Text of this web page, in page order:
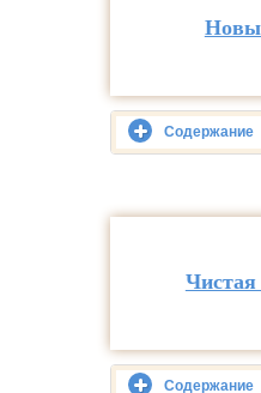
Содержание
Содержание